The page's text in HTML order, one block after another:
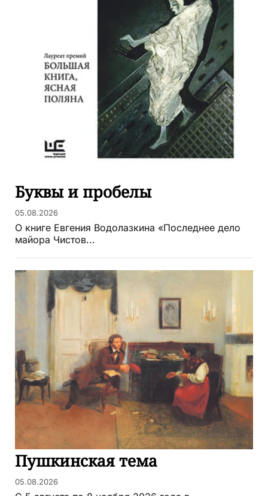
Буквы и пробелы
05.08.2026
О книге Евгения Водолазкина «Последнее дело
майора Чистов...
Пушкинская тема
05.08.2026